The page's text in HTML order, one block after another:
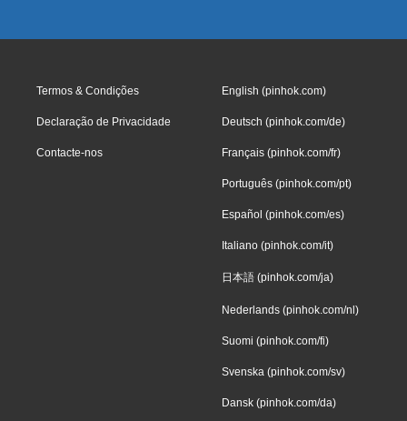
Termos & Condições
Declaração de Privacidade
Contacte-nos
English (pinhok.com)
Deutsch (pinhok.com/de)
Français (pinhok.com/fr)
Português (pinhok.com/pt)
Español (pinhok.com/es)
Italiano (pinhok.com/it)
日本語 (pinhok.com/ja)
Nederlands (pinhok.com/nl)
Suomi (pinhok.com/fi)
Svenska (pinhok.com/sv)
Dansk (pinhok.com/da)